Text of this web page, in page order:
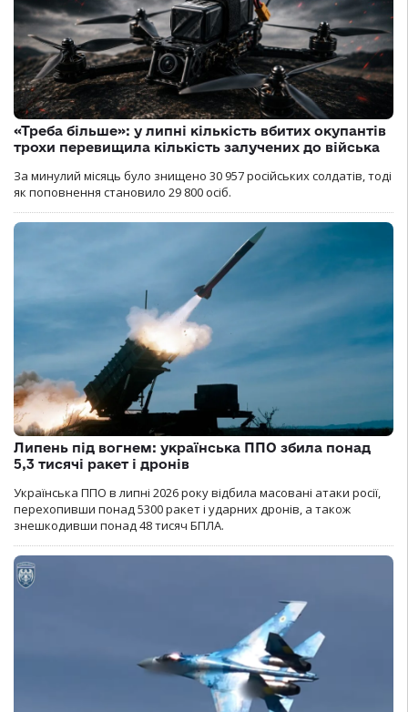
«Треба більше»: у липні кількість вбитих окупантів
трохи перевищила кількість залучених до війська
За минулий місяць було знищено 30 957 російських солдатів, тоді
як поповнення становило 29 800 осіб.
Липень під вогнем: українська ППО збила понад
5,3 тисячі ракет і дронів
Українська ППО в липні 2026 року відбила масовані атаки росії,
перехопивши понад 5300 ракет і ударних дронів, а також
знешкодивши понад 48 тисяч БПЛА.